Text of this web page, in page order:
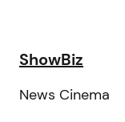
ShowBiz
News Cinema